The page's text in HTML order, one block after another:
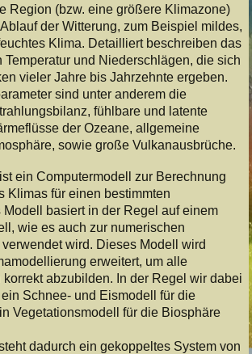
Region (bzw. eine größere Klimazone)
der Witterung, zum Beispiel mildes,
Klima. Detailliert beschreiben das
Temperatur und Niederschlägen, die sich
vieler Jahre bis Jahrzehnte ergeben.
sind unter anderem die
fühlbare und latente
der Ozeane, allgemeine
sowie große Vulkanausbrüche.
ist ein Computermodell zur Berechnung
Klimas für einen bestimmten
basiert in der Regel auf einem
wie es auch zur numerischen
wird. Dieses Modell wird
erweitert, um alle
abzubilden. In der Regel wir dabei
Schnee- und Eismodell für die
Vegetationsmodell für die Biosphäre
dadurch ein gekoppeltes System von